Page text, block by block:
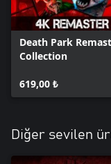
Death Park
Collection
619,00 ₺
Diğer sevilen